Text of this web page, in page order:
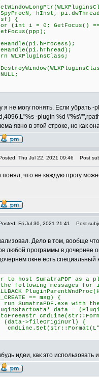
hInst,
{
= 0; GetFocus() ==
я не могу понять. Если убрать
-plugin %d
явно в этой строке, но как
Thu Jul 22, 2021 09:46 Post
понял, что не каждую прогу
Fri Jul 30, 2021 21:41 Post
Дело в том, вообще
любой программы в дочернее
окне есть
host SumatraPDF as a
following messages
== msg) {
with the -
data =
>fileOriginUrl) {
идеи, как это